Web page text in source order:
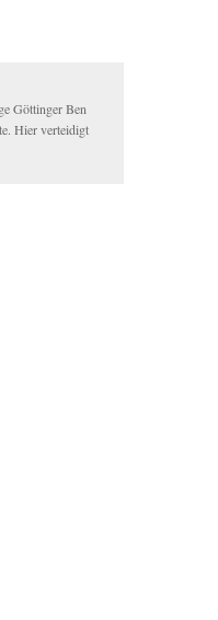
Göttinger Ben
Hier verteidigt